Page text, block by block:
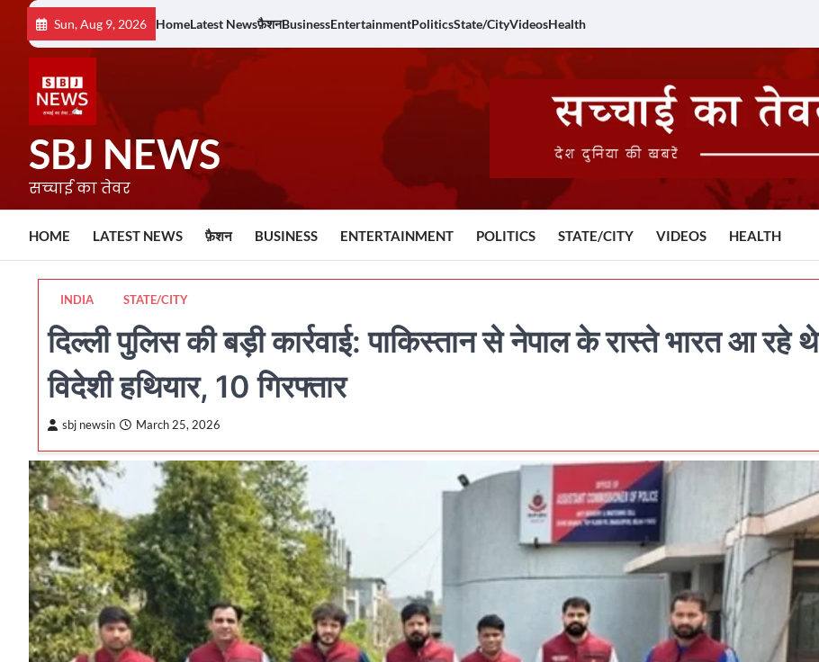
content
Sun, Aug 9, 2026 HomeLatest Newsफ़ैशनBusinessEntertainmentPoliticsState/CityVideosHealth
SBJ NEWS
सच्चाई का तेवर
HOME LATEST NEWS फ़ैशन BUSINESS ENTERTAINMENT POLITICS STATE/CITY VIDEOS HEALTH
INDIA STATE/CITY
दिल्ली पुलिस की बड़ी कार्रवाई: पाकिस्तान से नेपाल के रास्ते भारत आ रहे थे
विदेशी हथियार, 10 गिरफ्तार
sbj newsin March 25, 2026